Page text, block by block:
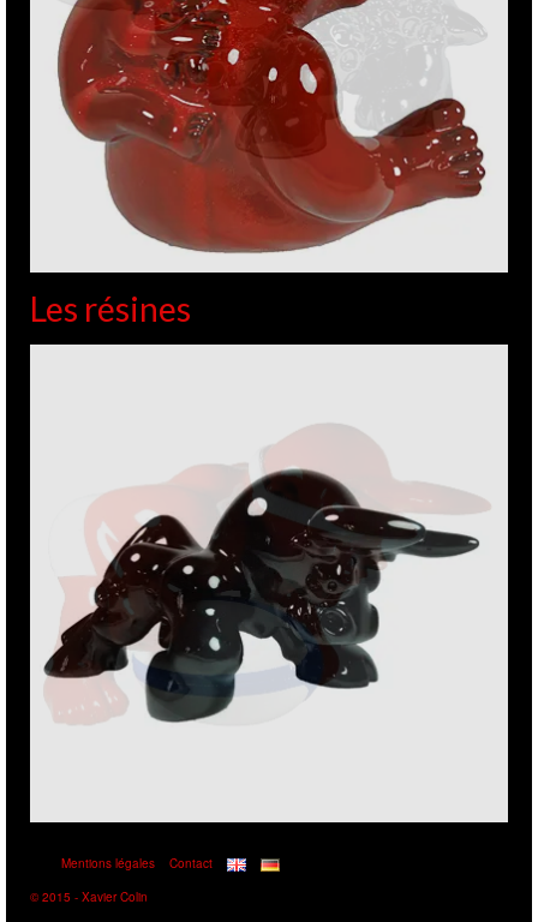
AOÛT 2013
Visite au musée Kroller
Muller
Posté dans : MUSÉES - FONDATIONS | 0
Si vous avez l’occasion de passer par là, n’hésitez pas !
C’est véritablement un superbe endroit, des sculptures en
plein milieu de la nature sur 25 hectares. Vous pouvez vous
balader des heures. Il est possible d’accéder au parc en vélo
…Lire la suite